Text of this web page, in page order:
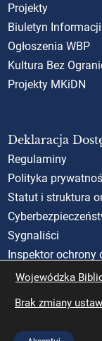
Projekty
Biuletyn
Ogłoszenia WBP
Kultura Bez
Projekty MKiDN
Deklaracja
Regulaminy
Polityka
Statut i struktura
Sygnaliści
Inspektor ochrony
Standardy
Rzecznik Praw
Wojewódzka
Brak zmiany